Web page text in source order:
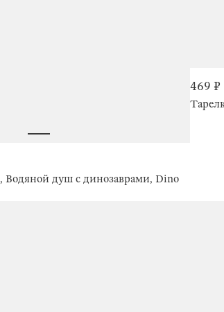
Водяной душ с динозаврами, Dino
469 ₽